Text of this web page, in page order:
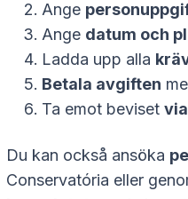
Ange
Ange datum och
Ladda upp alla
Betala avgiften
Ta emot beviset
Du kan också ansöka
Conservatória eller